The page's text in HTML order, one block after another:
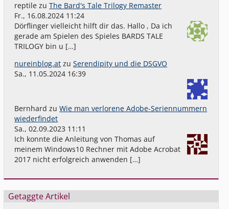
reptile zuThe Bard's Tale Trilogy Remaster
Fr., 16.08.2024 11:24
Dörflinger vielleicht hilft dir das. Hallo , Da ich
gerade am Spielen des Spieles BARDS TALE
TRILOGY bin u […]
nureinblog.at zuSerendipity und die DSGVO
Sa., 11.05.2024 16:39
Bernhard zuWie man verlorene Adobe-Seriennummern
wiederfindet
Sa., 02.09.2023 11:11
Ich konnte die Anleitung von Thomas auf
meinem Windows10 Rechner mit Adobe Acrobat
2017 nicht erfolgreich anwenden […]
Getaggte Artikel